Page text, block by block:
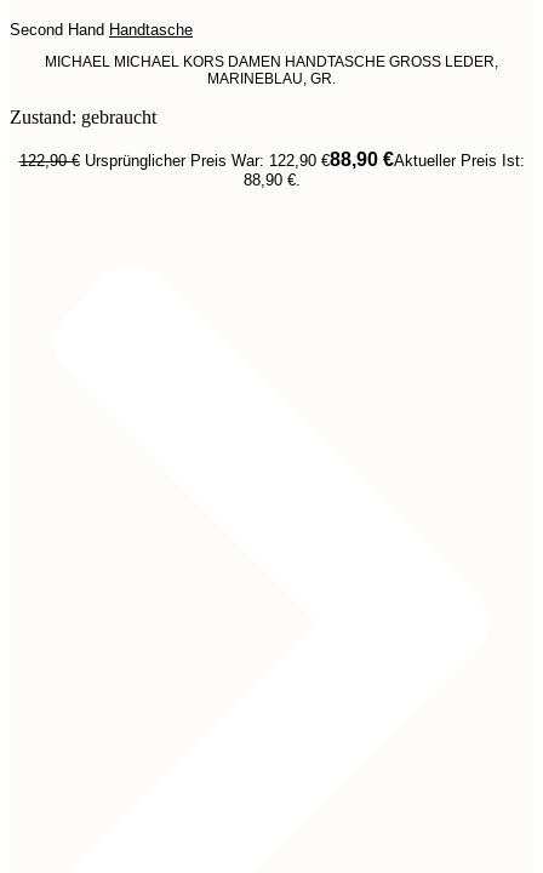
Second Hand Handtasche
MICHAEL MICHAEL KORS DAMEN HANDTASCHE GROSS LEDER,
MARINEBLAU, GR.
Zustand: gebraucht
122,90€ Ursprünglicher Preis War: 122,90 €88,90 €Aktueller Preis Ist:
88,90 €.